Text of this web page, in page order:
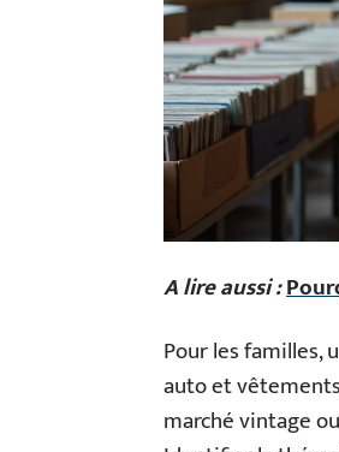
A lire aussi :
Pour les familles,
auto et
marché vintage